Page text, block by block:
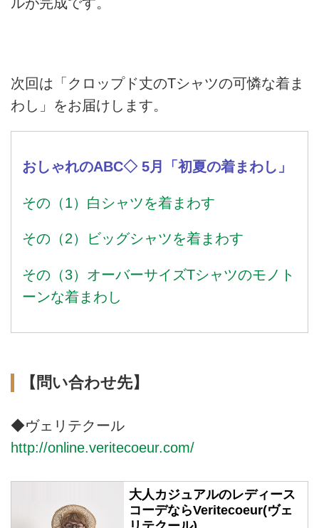
次回は「クロップド丈のTシャツの可憐な着ま
わし」をお届けします。
おしゃれのABC◇ 5月「初夏の着まわし」
その（1）白シャツを着まわす
その（2）ビッグシャツを着まわす
その（3）オーバーサイズTシャツのモノト
ーンな着まわし
【問い合わせ先】
◆ヴェリテクール
http://online.veritecoeur.com/
大人カジュアルのレディース
コーデならVeritecoeur(ヴェ